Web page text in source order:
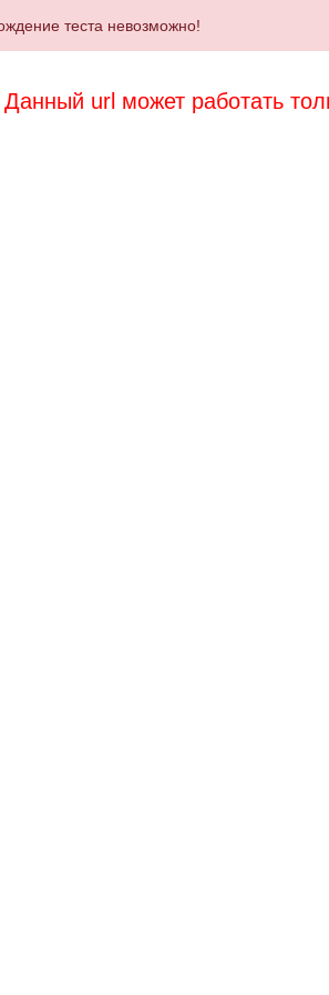
теста невозможно!
Данный url может работать